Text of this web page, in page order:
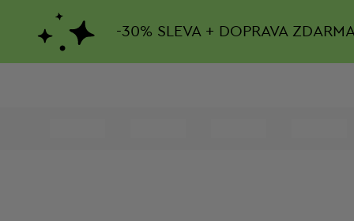
-30% SLEVA + DOPRAVA ZDARMA